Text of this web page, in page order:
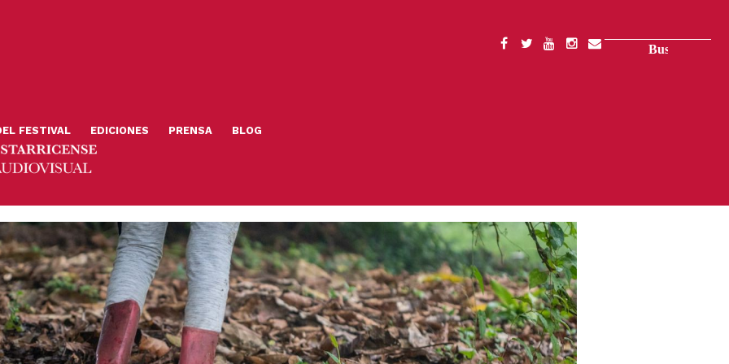
SOCIAL
FESTIVAL EDICIONES PRENSA BLOG